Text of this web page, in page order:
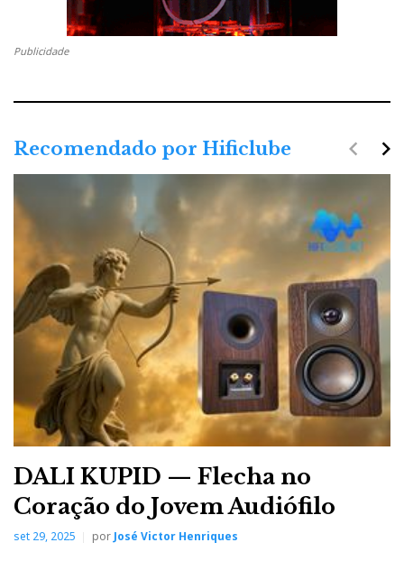
Publicidade
Recomendado por Hificlube
DALI KUPID — Flecha no
Coração do Jovem Audiófilo
set 29, 2025 por José Victor Henriques
navigate_next
navigate_before